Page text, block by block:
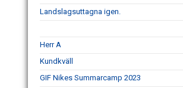
Landslagsuttagna igen.
Herr A
Kundkväll
GIF Nikes Summarcamp 2023